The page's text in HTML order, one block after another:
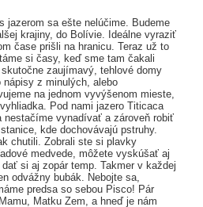
jazerom sa ešte nelúčime. Budeme
krajiny, do Bolívie. Ideálne vyraziť
čase prišli na hranicu. Teraz už to
si časy, keď sme tam čakali
zaujímavý, tehlové domy
nápisy z minulých, alebo
na jednom vyvýšenom mieste,
Pod nami jazero Titicaca
vynadívať a zároveň robiť
kde dochovávajú pstruhy.
chutili. Zobrali ste si plavky
medvede, môžete vyskúšať aj
si aj zopár temp. Takmer v každej
odvážny bubák. Nebojte sa,
predsa so sebou Pisco! Pár
Matku Zem, a hneď je nám